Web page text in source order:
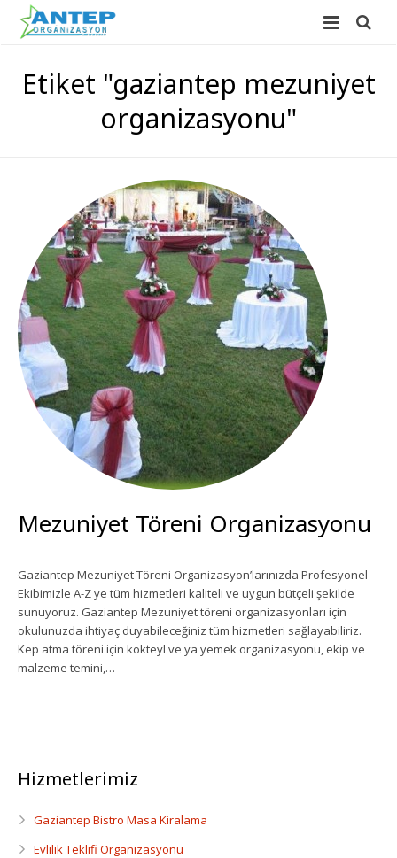
Düğün Organizasyonu
Açılış Organizasyonu
Sünnet Düğünü Organizasyonu
Süsleme Hizmetleri
Doğum Günü Organizasyonu
Balon Süsleme
Ekipman Kiralama
Palyanço Servisi
Kokteyl Organizasyonu
Dönemsel Organizasyonlar
Kurumsal Organizasyonlar
Piknik Organizasyonu
İLETİŞİM
Etiket "gaziantep mezuniyet
organizasyonu"
Mezuniyet Töreni Organizasyonu
Gaziantep Mezuniyet Töreni Organizasyon’larınızda Profesyonel
Ekibimizle A-Z ye tüm hizmetleri kaliteli ve uygun bütçeli şekilde
sunuyoruz. Gaziantep Mezuniyet töreni organizasyonları için
okulunuzda ihtiyaç duyabileceğiniz tüm hizmetleri sağlayabiliriz.
Kep atma töreni için kokteyl ve ya yemek organizasyonu, ekip ve
malzeme temini,…
Hizmetlerimiz
Gaziantep Bistro Masa Kiralama
Evlilik Teklifi Organizasyonu